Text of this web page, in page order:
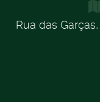
Rua das Garças,